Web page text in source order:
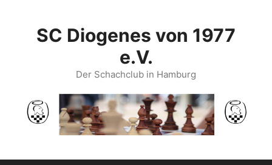
springenSC Diogenes von 1977
e.V.
Der Schachclub in Hamburg